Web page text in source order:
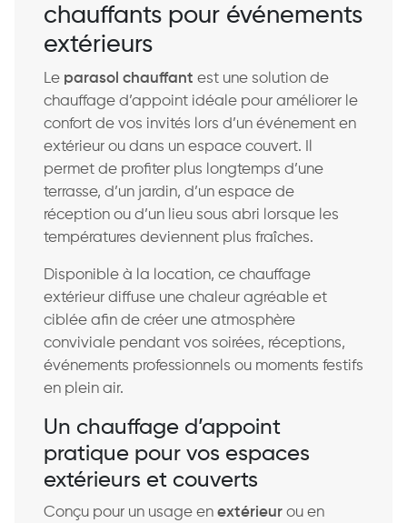
chauffants pour événements
extérieurs
Le parasol chauffant est une solution de
chauffage d’appoint idéale pour améliorer le
confort de vos invités lors d’un événement en
extérieur ou dans un espace couvert. Il
permet de profiter plus longtemps d’une
terrasse, d’un jardin, d’un espace de
réception ou d’un lieu sous abri lorsque les
températures deviennent plus fraîches.
Disponible à la location, ce chauffage
extérieur diffuse une chaleur agréable et
ciblée afin de créer une atmosphère
conviviale pendant vos soirées, réceptions,
événements professionnels ou moments festifs
en plein air.
Un chauffage d’appoint
pratique pour vos espaces
extérieurs et couverts
Conçu pour un usage en extérieur ou en